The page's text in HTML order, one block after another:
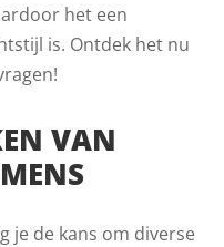
het een
is. Ontdek het nu
VAN
je de kans om diverse